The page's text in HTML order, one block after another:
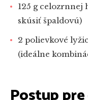
125 g celozrnnej
skúsiť špaldovú)
2 polievkové
(ideálne